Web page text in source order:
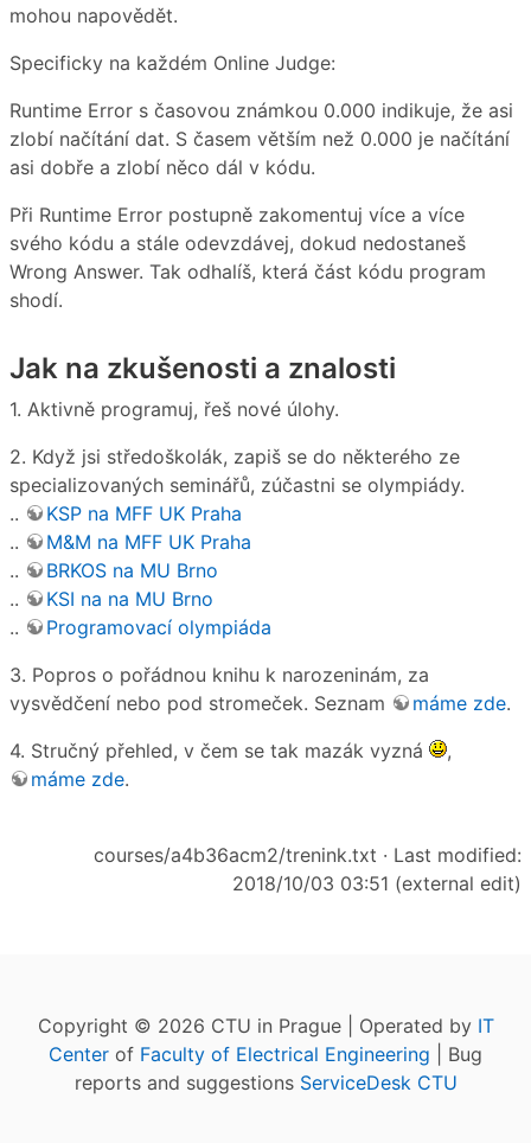
mohou napovědět.
Specificky na každém Online Judge:
Runtime Error s časovou známkou 0.000 indikuje, že asi
zlobí načítání dat. S časem větším než 0.000 je načítání
asi dobře a zlobí něco dál v kódu.
Při Runtime Error postupně zakomentuj více a více
svého kódu a stále odevzdávej, dokud nedostaneš
Wrong Answer. Tak odhalíš, která část kódu program
shodí.
Jak na zkušenosti a znalosti
1. Aktivně programuj, řeš nové úlohy.
2. Když jsi středoškolák, zapiš se do některého ze
specializovaných seminářů, zúčastni se olympiády.
..
KSP na MFF UK Praha
..
M&M na MFF UK Praha
..
BRKOS na MU Brno
..
KSI na na MU Brno
..
Programovací olympiáda
3. Popros o pořádnou knihu k narozeninám, za
vysvědčení nebo pod stromeček. Seznam
máme zde.
4. Stručný přehled, v čem se tak mazák vyzná
,
máme zde.
courses/a4b36acm2/trenink.txt · Last modified:
2018/10/03 03:51 (external edit)
Copyright © 2026 CTU in Prague | Operated by IT
Center of Faculty of Electrical Engineering | Bug
reports and suggestions ServiceDesk CTU